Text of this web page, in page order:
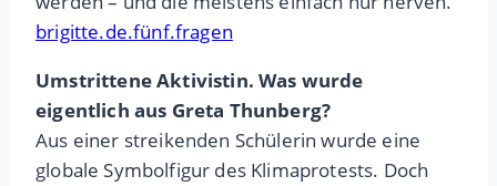
brigitte.de.fünf.fragen
Umstrittene Aktivistin. Was wurde
eigentlich aus Greta Thunberg?
Aus einer streikenden Schülerin wurde eine
globale Symbolfigur des Klimaprotests. Doch